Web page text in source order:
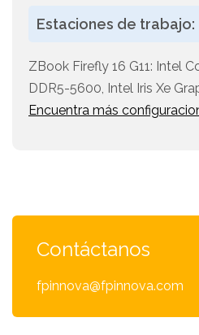
Estaciones de trabajo:
ZBook Firefly 16 G11: Intel
DDR5-5600, Intel Iris Xe
Encuentra más
Contáctanos
fpinnova@fpinnova.com